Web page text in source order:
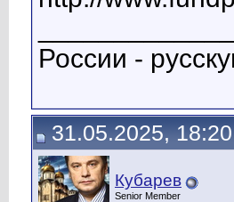
России -
31.05.2025, 18:20
Кубарев
Senior Member